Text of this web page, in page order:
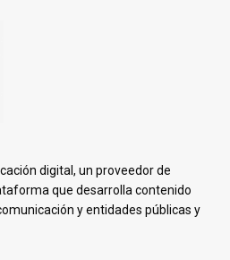
digital, un proveedor de
que desarrolla contenido
y entidades públicas y